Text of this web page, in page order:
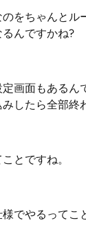
をちゃんとル
んですかね?
画面もあるん
したら全部終
とですね。
でやるってこ